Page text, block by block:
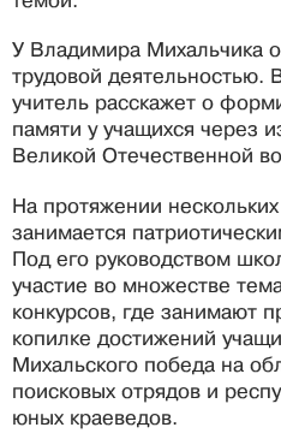
У Владимира Михальчика
трудовой деятельностью.
учитель расскажет о
памяти у учащихся через
Великой Отечественной
На протяжении
занимается
Под его руководством
участие во множестве
конкурсов, где занимают
копилке достижений
Михальского победа на
поисковых отрядов и
юных краеведов.